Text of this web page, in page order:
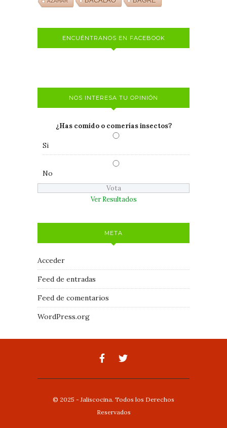
ENCUÉNTRANOS EN FACEBOOK
NOS INTERESA TU OPINIÓN
¿Has comido o comerías insectos?
Si
No
Ver Resultados
META
Acceder
Feed de entradas
Feed de comentarios
WordPress.org
© 2025 - Jaliscocina. Todos los Derechos
Reservados